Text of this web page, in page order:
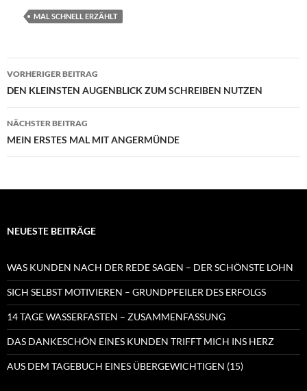
MAL SCHNELL ERZÄHLT
Beitragsnavigation
VORHERIGER BEITRAG
DEN KLEINSTEN AUGENBLICK ZUM SCHREIBEN NUTZEN
NÄCHSTER BEITRAG
MEIN ERSTES MAL MIT ANGERMÜNDE
NEUESTE BEITRÄGE
WAS KUNDEN NACH DER REDE SAGEN – DER SCHÖNSTE LOHN
SICH SELBST MOTIVIEREN – GRUNDPFEILER DES ERFOLGS
14 TAGE WASSERFASTEN – ZUSAMMENFASSUNG
DAS DANKESCHÖN EINES KUNDEN TRIFFT MICH INS HERZ
AUS DEM TAGEBUCH EINES ÜBERGEWICHTIGEN (15)